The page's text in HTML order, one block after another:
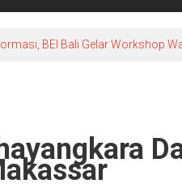
BEI Bali Gelar Workshop